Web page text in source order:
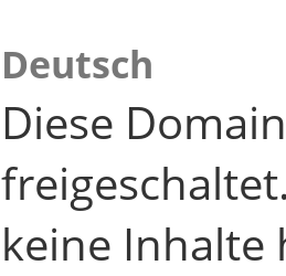
Deutsch
Diese
keine Inhalte